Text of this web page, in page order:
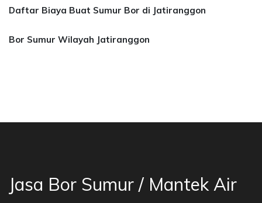
Daftar Biaya Buat Sumur Bor di Jatiranggon
Bor Sumur Wilayah Jatiranggon
Jasa Bor Sumur / Mantek Air